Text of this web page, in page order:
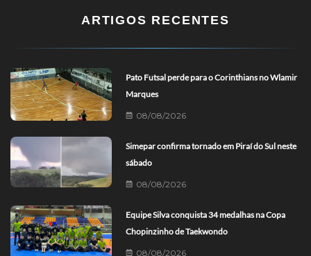
ARTIGOS RECENTES
Pato Futsal perde para o Corinthians no Wlamir
Marques
08/08/2026
Simepar confirma tornado em Piraí do Sul neste
sábado
08/08/2026
Equipe Silva conquista 34 medalhas na Copa
Chopinzinho de Taekwondo
08/08/2026